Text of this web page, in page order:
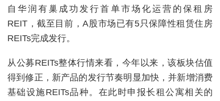
自华润有巢成功发行首单市场化运营的保租房
REIT，截至目前，A股市场已有5只保障性租赁住房
REITs完成发行。
从公募REITs整体行情来看，今年以来，该板块估值
得到修正，新产品的发行节奏明显加快，并新增消费
基础设施REITs品种。在此时申报长租公寓相关的